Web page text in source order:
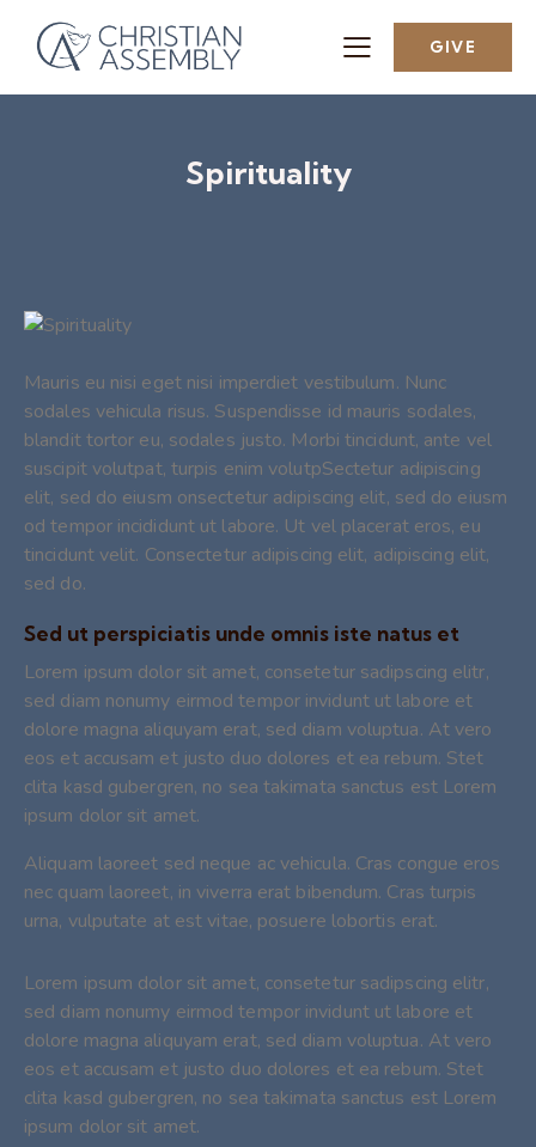
GIVE
Spirituality
Mauris eu nisi eget nisi imperdiet vestibulum. Nunc
sodales vehicula risus. Suspendisse id mauris sodales,
blandit tortor eu, sodales justo. Morbi tincidunt, ante vel
suscipit volutpat, turpis enim volutpSectetur adipiscing
elit, sed do eiusm onsectetur adipiscing elit, sed do eiusm
od tempor incididunt ut labore. Ut vel placerat eros, eu
tincidunt velit. Consectetur adipiscing elit, adipiscing elit,
sed do.
Sed ut perspiciatis unde omnis iste natus et
Lorem ipsum dolor sit amet, consetetur sadipscing elitr,
sed diam nonumy eirmod tempor invidunt ut labore et
dolore magna aliquyam erat, sed diam voluptua. At vero
eos et accusam et justo duo dolores et ea rebum. Stet
clita kasd gubergren, no sea takimata sanctus est Lorem
ipsum dolor sit amet.
Aliquam laoreet sed neque ac vehicula. Cras congue eros
nec quam laoreet, in viverra erat bibendum. Cras turpis
urna, vulputate at est vitae, posuere lobortis erat.
Lorem ipsum dolor sit amet, consetetur sadipscing elitr,
sed diam nonumy eirmod tempor invidunt ut labore et
dolore magna aliquyam erat, sed diam voluptua. At vero
eos et accusam et justo duo dolores et ea rebum. Stet
clita kasd gubergren, no sea takimata sanctus est Lorem
ipsum dolor sit amet.